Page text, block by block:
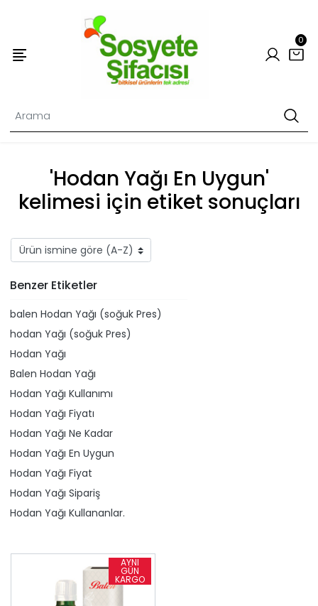
0
'Hodan Yağı En Uygun'
kelimesi için etiket sonuçları
Benzer Etiketler
​balen Hodan Yağı (soğuk Pres)
​hodan Yağı (soğuk Pres)
Hodan Yağı
Balen Hodan Yağı
Hodan Yağı Kullanımı
Hodan Yağı Fiyatı
Hodan Yağı Ne Kadar
Hodan Yağı En Uygun
Hodan Yağı Fiyat
Hodan Yağı Sipariş
Hodan Yağı Kullananlar.